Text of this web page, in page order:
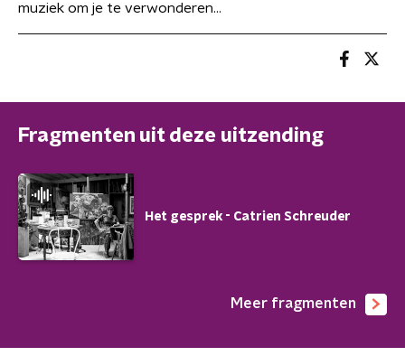
muziek om je te verwonderen...
Fragmenten uit deze uitzending
Het gesprek - Catrien Schreuder
Meer fragmenten